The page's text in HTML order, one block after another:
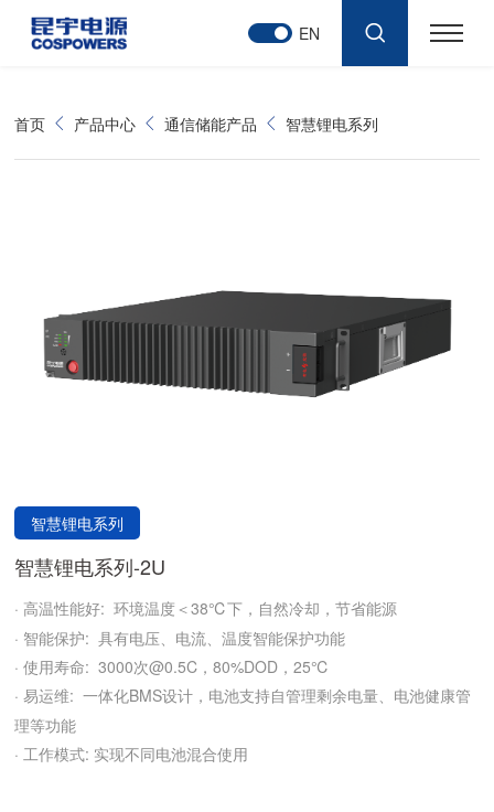
EN
首页 产品中心 通信储能产品 智慧锂电系列
智慧锂电系列
智慧锂电系列-2U
· 高温性能好:环境温度＜38℃下，自然冷却，节省能源
· 智能保护:具有电压、电流、温度智能保护功能
· 使用寿命:3000次@0.5C，80%DOD，25℃
· 易运维:一体化BMS设计，电池支持自管理剩余电量、电池健康管
理等功能
· 工作模式: 实现不同电池混合使用